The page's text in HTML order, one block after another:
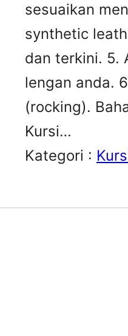
sesuaikan
synthetic
dan terkini. 5.
lengan anda.
(rocking).
Kursi…
Kategori :